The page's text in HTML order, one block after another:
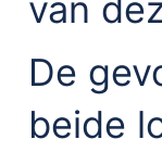
van
De
beide